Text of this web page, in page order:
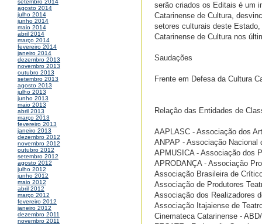
setembro 2014
agosto 2014
julho 2014
junho 2014
maio 2014
abril 2014
março 2014
fevereiro 2014
janeiro 2014
dezembro 2013
novembro 2013
outubro 2013
setembro 2013
agosto 2013
julho 2013
junho 2013
maio 2013
abril 2013
março 2013
fevereiro 2013
janeiro 2013
dezembro 2012
novembro 2012
outubro 2012
setembro 2012
agosto 2012
julho 2012
junho 2012
maio 2012
abril 2012
março 2012
fevereiro 2012
janeiro 2012
dezembro 2011
novembro 2011
serão criados os Editais é um
Catarinense de Cultura,
setores culturais deste
Catarinense de Cultura nos
Saudações
Frente em Defesa da Cultura
Relação das Entidades de
AAPLASC - Associação dos
ANPAP - Associação
APMUSICA - Associação dos
APRODANÇA - Associação
Associação Brasileira de
Associação de Produtores
Associação dos Realizadores
Associação Itajaiense de
Cinemateca Catarinense -